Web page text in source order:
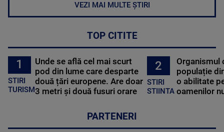
VEZI MAI MULTE ȘTIRI
TOP CITITE
1
STIRI
TURISM
Unde se află cel mai scurt
pod din lume care desparte
două țări europene. Are doar
3 metri și două fusuri orare
2
STIRI
STIINTA
Organismul
populație
o abilitate
oamenilor
PARTENERI